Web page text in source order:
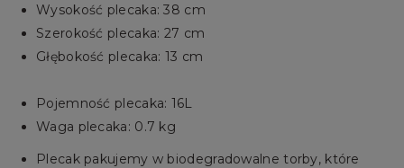
Wysokość plecaka: 38 cm
Szerokość plecaka: 27 cm
Głębokość plecaka: 13 cm
Pojemność plecaka: 16L
Waga plecaka: 0.7 kg
Plecak pakujemy w biodegradowalne torby, które